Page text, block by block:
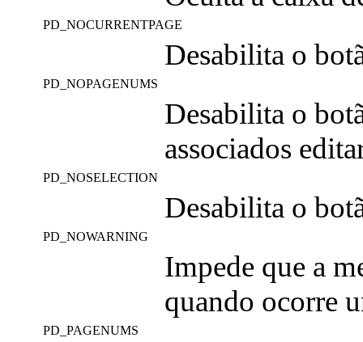
PD_NOCURRENTPAGE
Desabilita o
PD_NOPAGENUMS
Desabilita o
associados
PD_NOSELECTION
Desabilita o
PD_NOWARNING
Impede que a
quando ocorre
PD_PAGENUMS